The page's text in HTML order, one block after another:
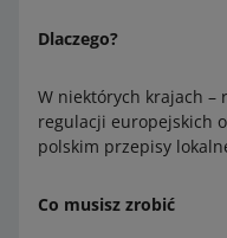
Dlaczego?
W niektórych krajach –
regulacji europejskich
polskim przepisy
Co musisz zrobić